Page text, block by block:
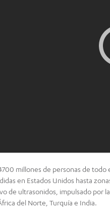
millones de personas de
en Estados Unidos hasta
de ultrasonidos, impulsado por
del Norte, Turquía e India.